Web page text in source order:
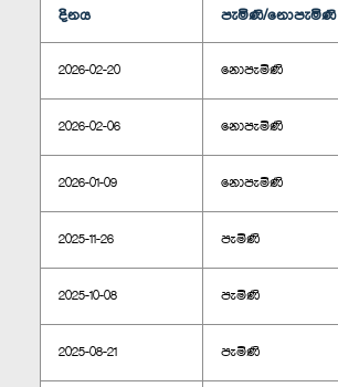
දිනය පැමිණි/නොපැමිණි
2026-02-20 නොපැමිණි
2026-02-06 නොපැමිණි
2026-01-09 නොපැමිණි
2025-11-26 පැමිණි
2025-10-08 පැමිණි
2025-08-21 පැමිණි